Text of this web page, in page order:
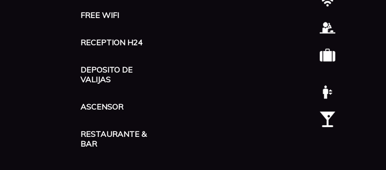
FREE WIFI
RECEPTION H24
DEPOSITO DE
VALIJAS
ASCENSOR
RESTAURANTE &
BAR